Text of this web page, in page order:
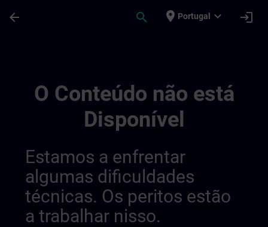
arrow_back search place Portugal expand_more login
O Conteúdo não está
Disponível
Estamos a enfrentar
algumas dificuldades
técnicas. Os peritos estão
a trabalhar nisso.